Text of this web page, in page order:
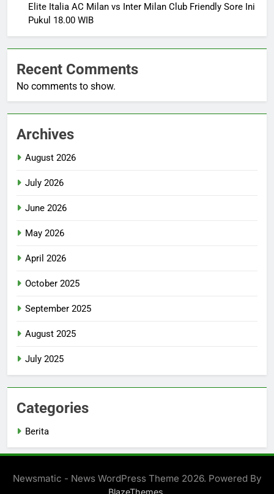
Elite Italia AC Milan vs Inter Milan Club Friendly Sore Ini
Pukul 18.00 WIB
Recent Comments
No comments to show.
Archives
August 2026
July 2026
June 2026
May 2026
April 2026
October 2025
September 2025
August 2025
July 2025
Categories
Berita
Newsmatic - News WordPress Theme 2026. Powered By